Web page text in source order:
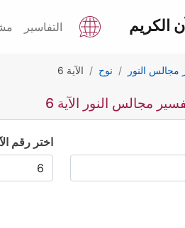
الكريم التفاسير
مجالس النور نوح الآية 6
مجالس النور الآية 6
اختر رقم